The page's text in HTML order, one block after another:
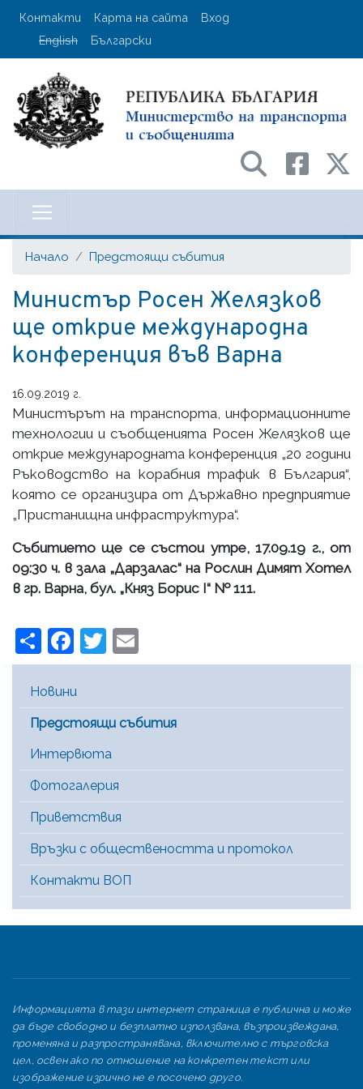
Премини
User account menu
Контакти Карта на сайта
Вход
English
Български
на транспорта
Начало Предстоящи събития
Министър Росен Желязков
ще открие международна
конференция във Варна
16.09.2019 г.
Министърът на транспорта, информационните
технологии и съобщенията Росен Желязков ще
открие международната конференция „20 години
Ръководство на корабния трафик в България“,
която се организира от Държавно предприятие
„Пристанищна инфраструктура“.
Събитието ще се състои утре, 17.09.19 г., от
09:30 ч. в зала „Дарзалас“ на Рослин Димят Хотел
в гр. Варна, бул. „Княз Борис I“ № 111.
ShareFacebook
Twitter
Main Menu [BG]
Новини
Предстоящи събития
Интервюта
Фотогалерия
Приветствия
Връзки с обществеността и протокол
Контакти ВОП
Информацията в тази интернет страница е публична и може
да бъде свободно и безплатно използвана, възпроизвеждана,
променяна и разпространявана, включително с търговска
цел, освен ако по отношение на конкретен текст или
изображение изрично не е посочено друго.